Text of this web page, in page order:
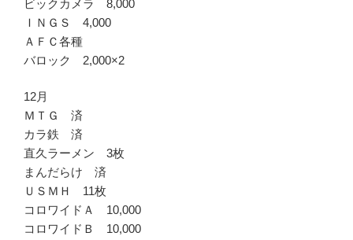
ビックカメラ 8,000
ＩＮＧＳ 4,000
ＡＦＣ各種
バロック 2,000×2
12月
ＭＴＧ 済
カラ鉄 済
直久ラーメン 3枚
まんだらけ 済
ＵＳＭＨ 11枚
コロワイドＡ 10,000
コロワイドＢ 10,000